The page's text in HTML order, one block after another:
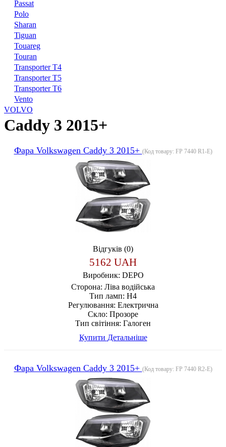
Passat
Polo
Sharan
Tiguan
Touareg
Touran
Transporter T4
Transporter T5
Transporter T6
Vento
VOLVO
Caddy 3 2015+
Фара Volkswagen Caddy 3 2015+ (Код товару: FP 7440 R1-E)
Відгуків (0)
5162 UAH
Виробник: DEPO
Сторона: Ліва водійська
Тип ламп: H4
Регулювання: Електрична
Скло: Прозоре
Тип світіння: Галоген
Купити Детальніше
Фара Volkswagen Caddy 3 2015+ (Код товару: FP 7440 R2-E)